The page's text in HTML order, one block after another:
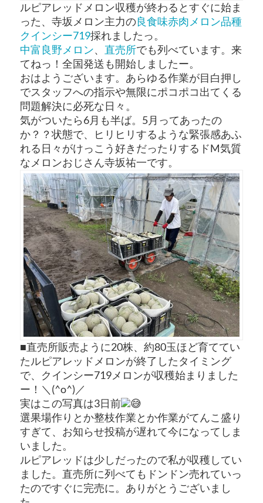
ルピアレッドメロン収穫が終わるとすぐに始ま
った、寺坂メロン主力の良食味赤肉メロン品種
クインシー719採れましたっ。
中富良野メロン、 直売所でも列べています。来
てねっ！全国発送も開始しましたー。
おはようございます。あらゆる作業が目白押し
でスタッフへの指示や無限にポコポコ出てくる
問題解決に必死な日々。
気がついたら6月も半ば。5月ってあったの
か？？状態で、ヒリヒリするような緊張感あふ
れる日々がけっこう好きだったりするドM気質
なメロンおじさん寺坂祐一です。
■直売所販売ように20株、約80玉ほど育ててい
たルピアレッドメロンが終了したタイミング
で、クインシー719メロンが収穫始まりました
ー！＼(^o^)／
実はこの写真は3日前
選果場作りとか整枝作業とか作業がてんこ盛り
すぎて、お知らせ投稿が遅れて今になってしま
いました。
ルピアレッドは少しだったので私が収穫してい
ました。直売所に列べてもドンドン売れていっ
たのですぐに完売に。ありがとうございまし